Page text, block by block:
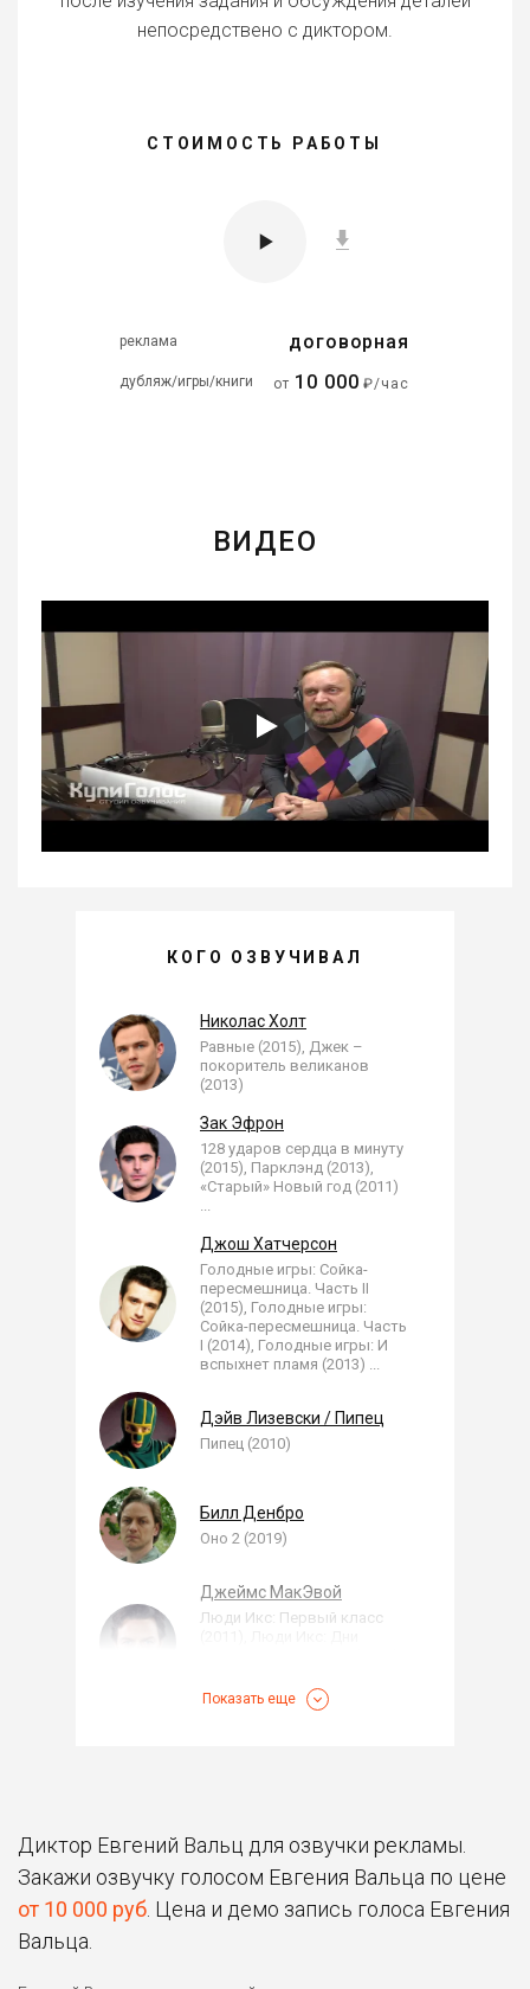
непосредствено с диктором.
СТОИМОСТЬ РАБОТЫ
реклама договорная
дубляж/игры/книги от 10 000 ₽/час
ВИДЕО
ЕВГЕНИЙ ВАЛЬЦ —
КОГО ОЗВУЧИВАЛ
Николас Холт
Равные (2015), Джек –
покоритель великанов
(2013)
Зак Эфрон
128 ударов сердца в минуту
(2015), Парклэнд (2013),
«Старый» Новый год (2011)
...
Джош Хатчерсон
Голодные игры: Сойка-
пересмешница. Часть II
(2015), Голодные игры:
Сойка-пересмешница. Часть
I (2014), Голодные игры: И
вспыхнет пламя (2013) ...
Дэйв Лизевски / Пипец
Пипец (2010)
Билл Денбро
Оно 2 (2019)
Джеймс МакЭвой
Люди Икс: Первый класс
(2016)...
(2011) ...
Однажды в Голливуде
Показать еще
Диктор Евгений Вальц для озвучки рекламы.
Закажи озвучку голосом Евгения Вальца по цене
от 10 000 руб . Цена и демо запись голоса Евгения
Вальца.